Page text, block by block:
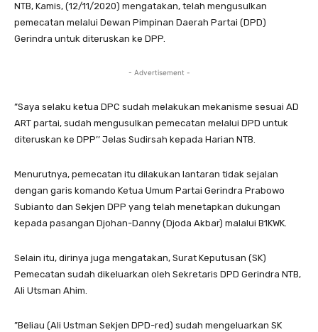
NTB, Kamis, (12/11/2020) mengatakan, telah mengusulkan
pemecatan melalui Dewan Pimpinan Daerah Partai (DPD)
Gerindra untuk diteruskan ke DPP.
- Advertisement -
”Saya selaku ketua DPC sudah melakukan mekanisme sesuai AD
ART partai, sudah mengusulkan pemecatan melalui DPD untuk
diteruskan ke DPP’’ Jelas Sudirsah kepada Harian NTB.
Menurutnya, pemecatan itu dilakukan lantaran tidak sejalan
dengan garis komando Ketua Umum Partai Gerindra Prabowo
Subianto dan Sekjen DPP yang telah menetapkan dukungan
kepada pasangan Djohan-Danny (Djoda Akbar) malalui B1KWK.
Selain itu, dirinya juga mengatakan, Surat Keputusan (SK)
Pemecatan sudah dikeluarkan oleh Sekretaris DPD Gerindra NTB,
Ali Utsman Ahim.
”Beliau (Ali Ustman Sekjen DPD-red) sudah mengeluarkan SK